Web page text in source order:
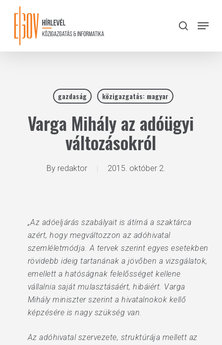
content
search
Menu
gazdaság közigazgatás: magyar
Varga Mihály az adóügyi
változásokról
By redaktor 2015. október 2.
„Az adóeljárás szabályait is átírná a szaktárca
azért, hogy megváltozzon az adóhivatal
szemléletmódja. A tervek szerint egyes esetekben
rövidebb ideig tartanának a jövőben a vizsgálatok,
emellett a hatóságnak felelősséget kellene
vállalnia saját mulasztásáért, hibáiért. Varga
Mihály miniszter szerint a hivatalnokok kellő
képzésére is nagy szükség van.
Az adóhivatal szervezete, struktúrája mellett az
Close